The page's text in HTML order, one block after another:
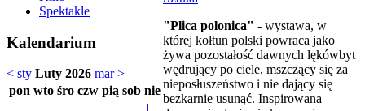
Spektakle
Kalendarium
< sty Luty 2026 mar >
pon wto śro czw pią sob nie
"Plica polonica" - wystawa, w
której kołtun polski powraca jako
żywa pozostałość dawnych lękówbyt
wędrujący po ciele, mszczący się za
nieposłuszeństwo i nie dający się
bezkarnie usunąć. Inspirowana